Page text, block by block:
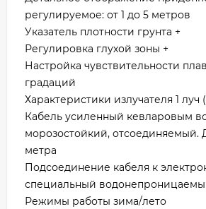
регулируемое: от 1 до 5 метров
Указатель плотности грунта +
Регулировка глухой зоны +
Настройка чувствительности
градаций
Характеристики излучателя 1 луч
Кабель усиленный кевларовым
морозостойкий, отсоединяемый.
метра
Подсоединение кабеля к
специальный
Режимы работы зима/лето